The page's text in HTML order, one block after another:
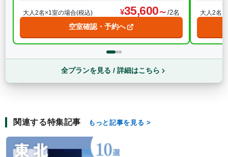
大人2名×1室の場合(税込) 35,600 /2名
空室確認・予約へ
大人2名
全プランを見る / 詳細はこちら
関連する特集記事 もっと記事を見る